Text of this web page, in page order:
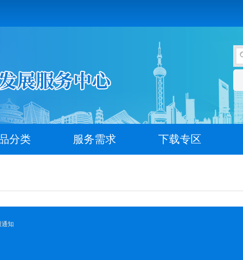
分类 服务需求 下载专区
通知